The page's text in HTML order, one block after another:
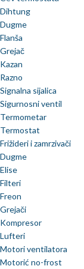
Dihtung
Dugme
Flanša
Grejač
Kazan
Razno
Signalna sijalica
Sigurnosni ventil
Termometar
Termostat
Frižideri i zamrzivači
Dugme
Elise
Filteri
Freon
Grejači
Kompresor
Lufteri
Motori ventilatora
Motorić no-frost